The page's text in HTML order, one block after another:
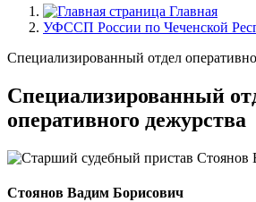
Главная
УФССП России по Чеченской
Специализированный отдел
Специализированный
оперативного дежурства
Стоянов Вадим Борисович